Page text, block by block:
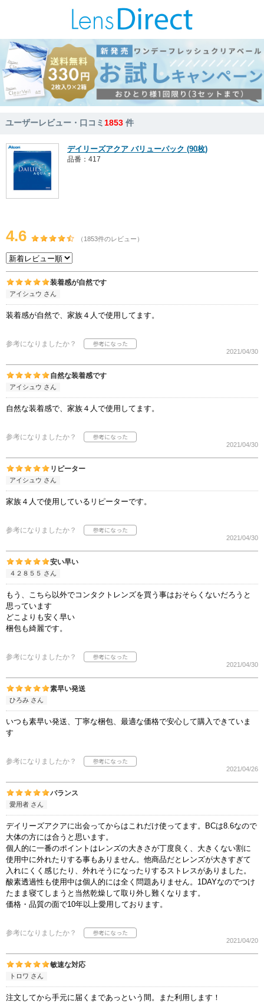
ユーザーレビュー・口コミ1853 件
デイリーズアクア バリューパック (90枚)
品番：417
4.6 （1853件のレビュー）
装着感が自然です
アイシュウ さん
装着感が自然で、家族４人で使用してます。
参考になりましたか？
2021/04/30
自然な装着感です
アイシュウ さん
自然な装着感で、家族４人で使用してます。
参考になりましたか？
2021/04/30
リピーター
アイシュウ さん
家族４人で使用しているリピーターです。
参考になりましたか？
2021/04/30
安い早い
４２８５５ さん
もう、こちら以外でコンタクトレンズを買う事はおそらくないだろうと
思っています
どこよりも安く早い
梱包も綺麗です。
参考になりましたか？
2021/04/30
素早い発送
ひろみ さん
いつも素早い発送、丁寧な梱包、最適な価格で安心して購入できていま
す
参考になりましたか？
2021/04/26
バランス
愛用者 さん
デイリーズアクアに出会ってからはこれだけ使ってます。BCは8.6なので
大体の方には合うと思います。
個人的に一番のポイントはレンズの大きさが丁度良く、大きくない割に
使用中に外れたりする事もありません。他商品だとレンズが大きすぎて
入れにくく感じたり、外れそうになったりするストレスがありました。
酸素透過性も使用中は個人的には全く問題ありません。1DAYなのでつけ
たまま寝てしまうと当然乾燥して取り外し難くなります。
価格・品質の面で10年以上愛用しております。
参考になりましたか？
2021/04/20
敏速な対応
トロワ さん
注文してから手元に届くまであっという間。また利用します！